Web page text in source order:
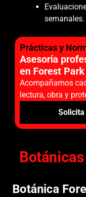
semanales.
Prácticas y
Asesoría
en Forest Park
Acompañamos
lectura, obra y
Botánica